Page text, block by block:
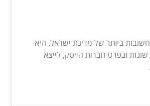
ביותר של מדינת ישראל, היא
ובפרט חברות הייטק, לייצא